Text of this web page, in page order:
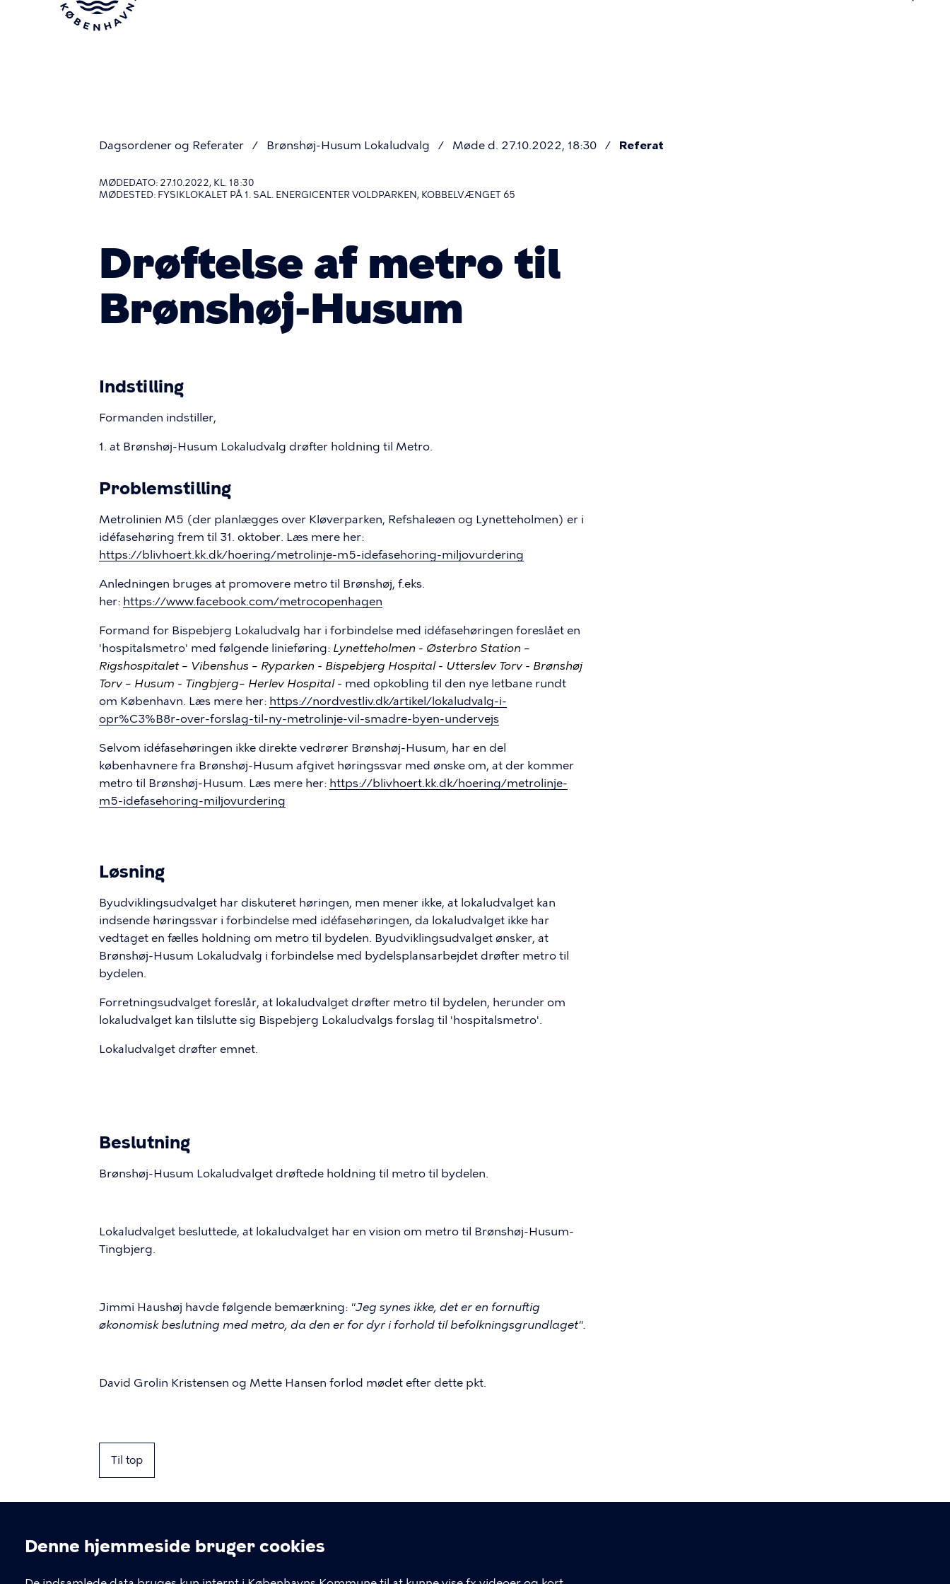
Denne hjemmeside bruger cookies
Dagsordener og Referater Brønshøj-Husum Lokaludvalg Møde d. 27.10.2022, 18:30 Referat
MØDEDATO: 27.10.2022, KL. 18:30
MØDESTED: FYSIKLOKALET PÅ 1. SAL. ENERGICENTER VOLDPARKEN, KOBBELVÆNGET 65
Drøftelse af metro til
Brønshøj-Husum
Indstilling
Formanden indstiller,
1. at Brønshøj-Husum Lokaludvalg drøfter holdning til Metro.
Problemstilling
Metrolinien M5 (der planlægges over Kløverparken, Refshaleøen og Lynetteholmen) er i
idéfasehøring frem til 31. oktober. Læs mere her:
https://blivhoert.kk.dk/hoering/metrolinje-m5-idefasehoring-miljovurdering
Anledningen bruges at promovere metro til Brønshøj, f.eks.
her: https://www.facebook.com/metrocopenhagen
Formand for Bispebjerg Lokaludvalg har i forbindelse med idéfasehøringen foreslået en
'hospitalsmetro' med følgende linieføring: Lynetteholmen - Østerbro Station –
Rigshospitalet – Vibenshus – Ryparken - Bispebjerg Hospital - Utterslev Torv - Brønshøj
Torv – Husum - Tingbjerg– Herlev Hospital - med opkobling til den nye letbane rundt
om København. Læs mere her: https://nordvestliv.dk/artikel/lokaludvalg-i-
opr%C3%B8r-over-forslag-til-ny-metrolinje-vil-smadre-byen-undervejs
Selvom idéfasehøringen ikke direkte vedrører Brønshøj-Husum, har en del
københavnere fra Brønshøj-Husum afgivet høringssvar med ønske om, at der kommer
metro til Brønshøj-Husum. Læs mere her: https://blivhoert.kk.dk/hoering/metrolinje-
m5-idefasehoring-miljovurdering
Løsning
Byudviklingsudvalget har diskuteret høringen, men mener ikke, at lokaludvalget kan
indsende høringssvar i forbindelse med idéfasehøringen, da lokaludvalget ikke har
vedtaget en fælles holdning om metro til bydelen. Byudviklingsudvalget ønsker, at
Brønshøj-Husum Lokaludvalg i forbindelse med bydelsplansarbejdet drøfter metro til
bydelen.
Forretningsudvalget foreslår, at lokaludvalget drøfter metro til bydelen, herunder om
lokaludvalget kan tilslutte sig Bispebjerg Lokaludvalgs forslag til 'hospitalsmetro'.
Lokaludvalget drøfter emnet.
Beslutning
Brønshøj-Husum Lokaludvalget drøftede holdning til metro til bydelen.
Lokaludvalget besluttede, at lokaludvalget har en vision om metro til Brønshøj-Husum-
Tingbjerg.
Jimmi Haushøj havde følgende bemærkning: "Jeg synes ikke, det er en fornuftig
økonomisk beslutning med metro, da den er for dyr i forhold til befolkningsgrundlaget".
David Grolin Kristensen og Mette Hansen forlod mødet efter dette pkt.
Til top